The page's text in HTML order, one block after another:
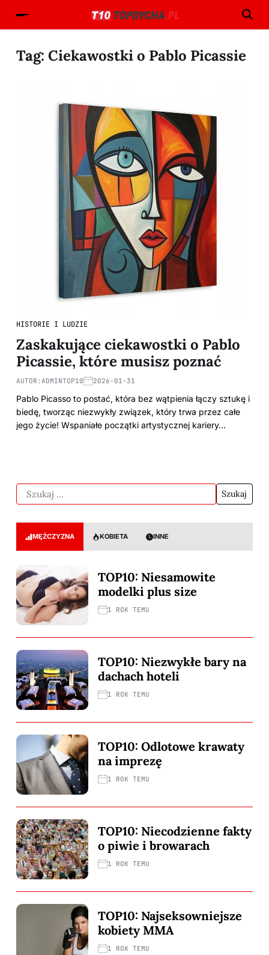
Tag: Ciekawostki o Pablo Picassie
HISTORIE I LUDZIE
Zaskakujące ciekawostki o Pablo
Picassie, które musisz poznać
AUTOR: ADMINTOP10 2026-01-31
Pablo Picasso to postać, która bez wątpienia łączy sztukę i
biedę, tworząc niezwykły związek, który trwa przez całe
jego życie! Wspaniałe początki artystycznej kariery…
MĘŻCZYZNA KOBIETA INNE
TOP10: Niesamowite
modelki plus size
1 ROK TEMU
TOP10: Niezwykłe bary na
dachach hoteli
1 ROK TEMU
TOP10: Odlotowe krawaty
na imprezę
1 ROK TEMU
TOP10: Niecodzienne fakty
o piwie i browarach
1 ROK TEMU
TOP10: Najseksowniejsze
kobiety MMA
1 ROK TEMU